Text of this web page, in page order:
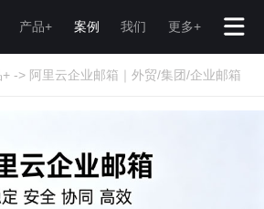
产品+ 案例 我们 更多+
+ -> 阿里云企业邮箱｜外贸/集团/企业邮箱